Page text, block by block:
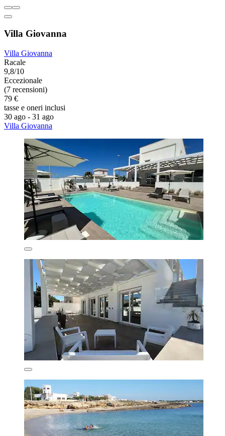
Villa Giovanna
Villa Giovanna
Racale
9,8/10
Eccezionale
(7 recensioni)
79 €
tasse e oneri inclusi
30 ago - 31 ago
Villa Giovanna